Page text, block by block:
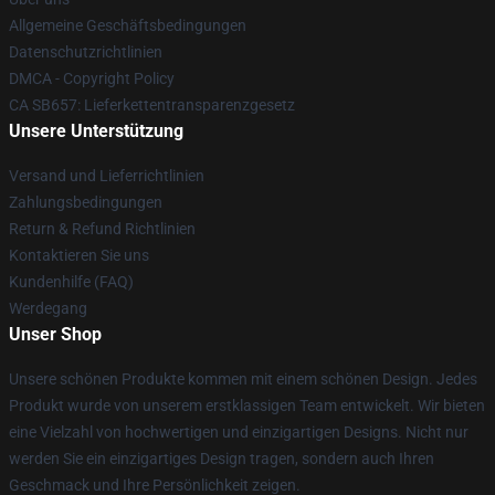
Allgemeine Geschäftsbedingungen
Datenschutzrichtlinien
DMCA - Copyright Policy
CA SB657: Lieferkettentransparenzgesetz
Unsere Unterstützung
Versand und Lieferrichtlinien
Zahlungsbedingungen
Return & Refund Richtlinien
Kontaktieren Sie uns
Kundenhilfe (FAQ)
Werdegang
Unser Shop
Unsere schönen Produkte kommen mit einem schönen Design. Jedes
Produkt wurde von unserem erstklassigen Team entwickelt. Wir bieten
eine Vielzahl von hochwertigen und einzigartigen Designs. Nicht nur
werden Sie ein einzigartiges Design tragen, sondern auch Ihren
Geschmack und Ihre Persönlichkeit zeigen.